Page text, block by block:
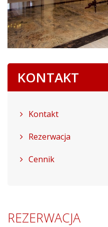
KONTAKT
Kontakt
Rezerwacja
Cennik
REZERWACJA